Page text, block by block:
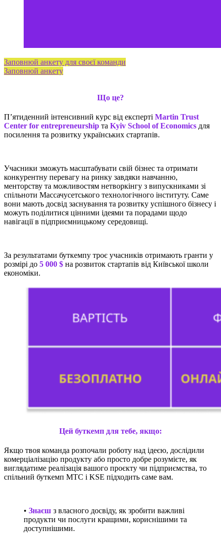
Заповнюй анкету для своєї команди
Заповнюй анкету
Що це?
Пʼятиденний інтенсивний курс від експерті Martin Trust
Center for entrepreneurship та Kyiv School of Economics для
посилення та розвитку українських стартапів.
Учасники зможуть масштабувати свій бізнес та отримати
конкурентну перевагу на ринку завдяки навчанню,
менторству та можливостям нетворкінгу з випускниками зі
спільноти Массачусетського технологічного інституту. Саме
вони мають досвід заснування та розвитку успішного бізнесу і
можуть поділитися цінними ідеями та порадами щодо
навігації в підприємницькому середовищі.
За результатами буткемпу троє учасників отримають гранти у
розмірі до 5 000 $ на розвиток стартапів від Київської школи
економіки.
Цей буткемп для тебе, якщо:
Якщо твоя команда розпочали роботу над ідеєю, дослідили
комерціалізацію продукту або просто добре розумієте, як
виглядатиме реалізація вашого проєкту чи підприємства, то
спільний буткемп MTC і KSE підходить саме вам.
• Знаєш з власного досвіду, як зробити важливі
продукти чи послуги кращими, кориснішими та
доступнішими.